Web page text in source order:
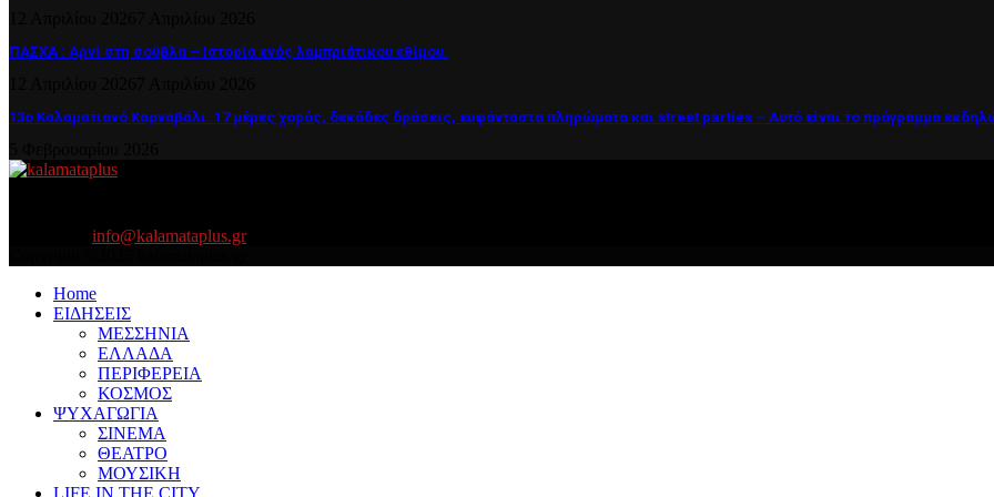
ΠΑΣΧΑ : Αρνί στη σούβλα – Ιστορία ενός λαμπριάτικου εθίμου.
13ο Καλαματιανό Καρναβάλι: 17 μέρες χορός, δεκάδες δράσεις, ευφάνταστα πληρώματα και street parties – Αυτό είναι το πρόγραμμα
info@kalamataplus.gr
Home
ΕΙΔΗΣΕΙΣ
ΜΕΣΣΗΝΙΑ
ΕΛΛΑΔΑ
ΠΕΡΙΦΕΡΕΙΑ
ΚΟΣΜΟΣ
ΨΥΧΑΓΩΓΙΑ
ΣΙΝΕΜΑ
ΘΕΑΤΡΟ
ΜΟΥΣΙΚΗ